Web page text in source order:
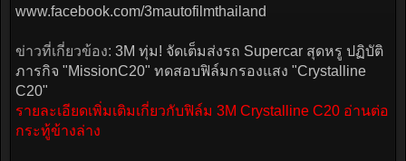
www.facebook.com/3mautofilmthailand
ข่าวที่เกี่ยวข้อง: 3M ทุ่ม! จัดเต็มส่งรถ Supercar สุดหรู ปฏิบัติ
ภารกิจ "MissionC20" ทดสอบฟิล์มกรองแสง "Crystalline
C20"
รายละเอียดเพิ่มเติมเกี่ยวกับฟิล์ม 3M Crystalline C20 อ่านต่อ
กระทู้ข้างล่าง